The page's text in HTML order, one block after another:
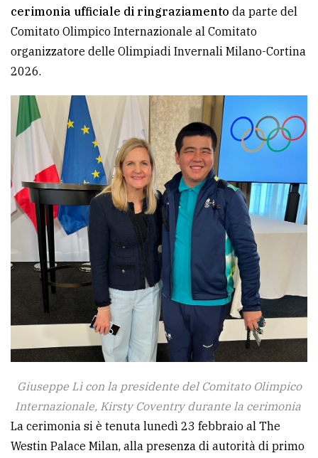
LE
ALTRE
PRIVACY
Privacy
policy
Cookie
policy
cerimonia ufficiale di ringraziamento da parte del
Comitato Olimpico Internazionale al Comitato
organizzatore delle Olimpiadi Invernali Milano-Cortina
2026.
Giuseppe Lì con la presidente del Comitato Olimpico
Internazionale, Kirsty Coventry durante la cerimonia
La cerimonia si è tenuta lunedì 23 febbraio al The
Westin Palace Milan, alla presenza di autorità di primo